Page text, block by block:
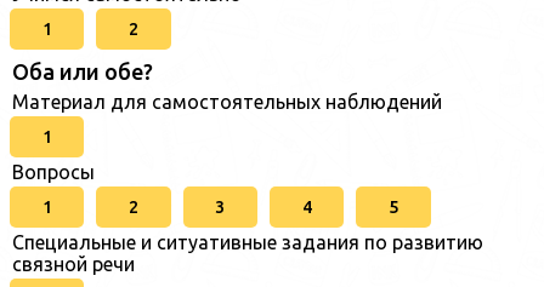
1 2
Оба или обе?
Материал для самостоятельных наблюдений
1
Вопросы
1 2 3 4 5
Специальные и ситуативные задания по развитию
связной речи